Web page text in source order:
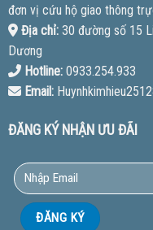
đơn vị cứu hộ giao thông
Địa chỉ:30 đường số 15
Dương
Hotline:0933.254.933
Email:
ĐĂNG KÝ NHẬN ƯU ĐÃI